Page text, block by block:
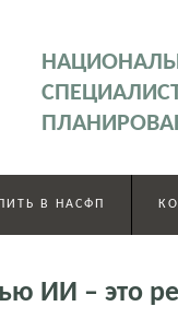
В НАСФП
ИИ – это